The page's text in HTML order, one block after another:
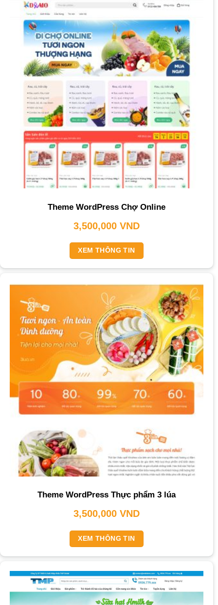
Theme WordPress Chợ Online
3,500,000 VND
XEM THÔNG TIN
Theme WordPress Thực phẩm 3 lúa
3,500,000 VND
XEM THÔNG TIN